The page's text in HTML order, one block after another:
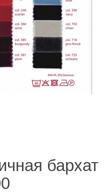
бархат